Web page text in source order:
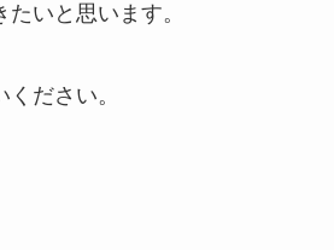
いと思います。
ださい。